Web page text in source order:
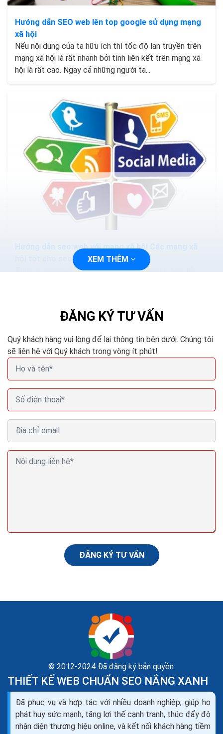
Hướng dẫn SEO web lên top google sử dụng mạng
xã hội
Nếu nội dung của ta hữu ích thì tốc độ lan truyền trên
mạng xã hội là rất nhanh bởi tính liên kết trên mạng xã
hội là rất cao. Ngay cả những người ta...
Hướng dẫn seo web với mạng xã hội Các mạng xã
Thực ra mạng xã hội Twitter cũng giống như bao tử
social...
5 bí quyết để chiến lược truyền thông xã hội thành
công hiệu quả nhất
Phép màu không thể xảy ra trong một đêm, phải mất
XEM THÊM
ĐĂNG KÝ TƯ VẤN
Quý khách hàng vui lòng để lại thông tin bên dưới. Chúng tôi
sẽ liên hệ với Quý khách trong vòng ít phút!
ĐĂNG KÝ TƯ VẤN
© 2012-2024 Đã đăng ký bản quyền.
THIẾT KẾ WEB CHUẨN SEO NẮNG XANH
Đã phục vụ và hợp tác với nhiều doanh nghiệp, giúp họ
phát huy sức mạnh, tăng lợi thế cạnh tranh, thúc đẩy độ
nhận diện thương hiệu online, và kết nối khách hàng tiềm